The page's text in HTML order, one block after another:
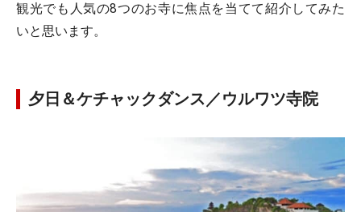
観光でも人気の8つのお寺に焦点を当てて紹介してみた
いと思います。
夕日＆ケチャックダンス／ウルワツ寺院